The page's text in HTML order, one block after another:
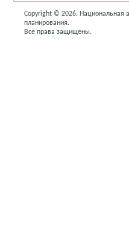
Copyright © 2026. Национальная
планирования.
Все права защищены.